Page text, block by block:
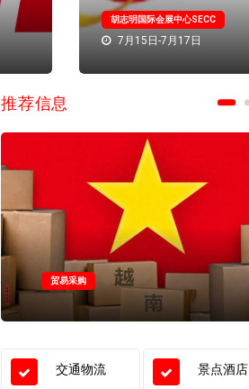
胡志明国际会展中心SECC
7月15日-7月17日
推荐信息
贸易采购
交通物流 景点酒店